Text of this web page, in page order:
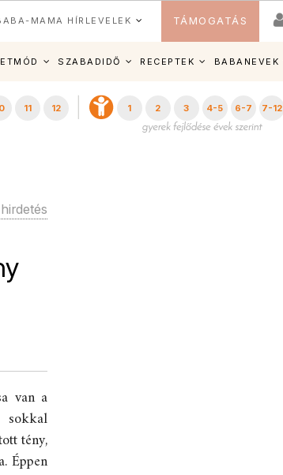
MAMA HÍRLEVELEK TÁMOGATÁS
SZABADIDŐ RECEPTEK BABANEVEK
11 12 1 2 3 4-5 6-7 7-12
van a
sokkal
tény,
Éppen